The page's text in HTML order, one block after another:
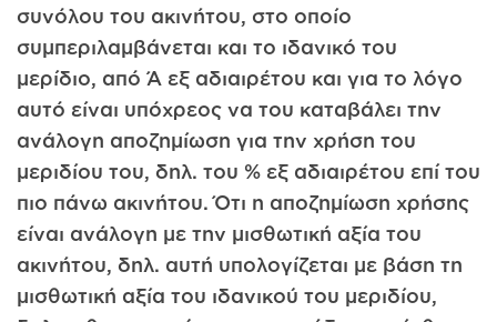
συνόλου του ακινήτου, στο οποίο
συμπεριλαμβάνεται και το ιδανικό του
μερίδιο, από Ά εξ αδιαιρέτου και για το λόγο
αυτό είναι υπόχρεος να του καταβάλει την
ανάλογη αποζημίωση για την χρήση του
μεριδίου του, δηλ. του % εξ αδιαιρέτου επί του
πιο πάνω ακινήτου. Ότι η αποζημίωση χρήσης
είναι ανάλογη με την μισθωτική αξία του
ακινήτου, δηλ. αυτή υπολογίζεται με βάση τη
μισθωτική αξία του ιδανικού του μεριδίου,